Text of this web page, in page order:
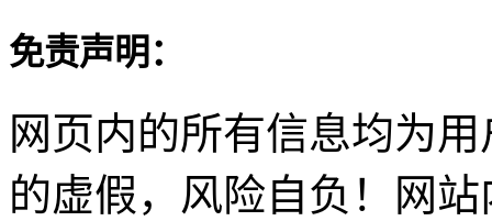
免责声明：
网页内的所有信息均为
的虚假，风险自负！网